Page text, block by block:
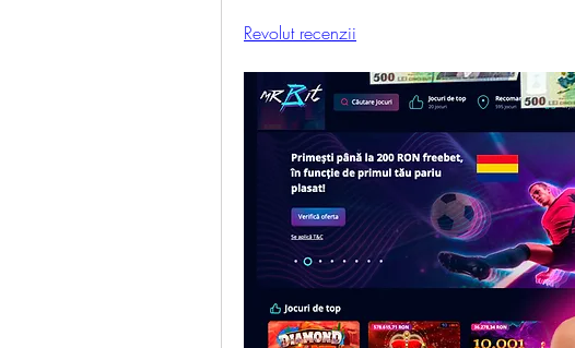
Revolut recenzii